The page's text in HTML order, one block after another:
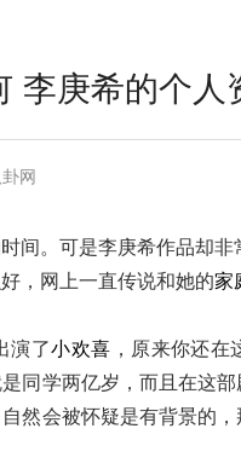
李庚希的个人
网
间。可是李庚希作品却
，网上一直传说和她的家
演了小欢喜 ，原来你还在
同学两亿岁，而且在这
然会被怀疑是有背景的